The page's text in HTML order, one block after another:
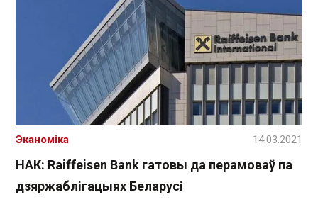
НАК: Raiffeisen Bank гатовы да перамоваў па
дзяржаблігацыях Беларусі
Эканоміка 14.03.2021